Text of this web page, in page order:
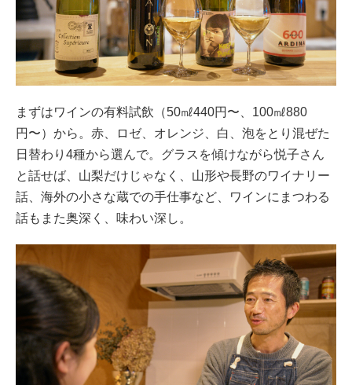
まずはワインの有料試飲（50㎖440円〜、100㎖880
円〜）から。赤、ロゼ、オレンジ、白、泡をとり混ぜた
日替わり4種から選んで。グラスを傾けながら悦子さん
と話せば、山梨だけじゃなく、山形や長野のワイナリー
話、海外の小さな蔵での手仕事など、ワインにまつわる
話もまた奥深く、味わい深し。